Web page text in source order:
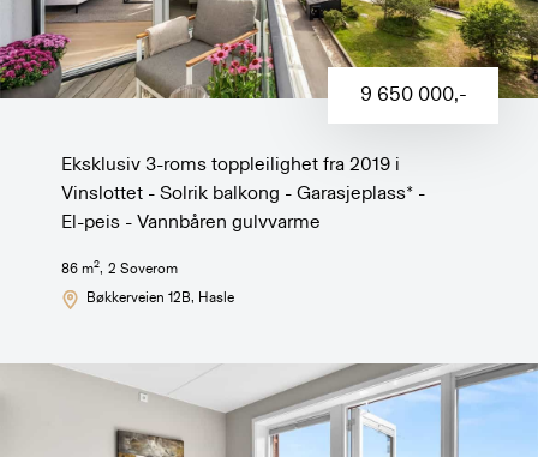
9 650 000,-
Eksklusiv 3-roms toppleilighet fra 2019 i
Vinslottet - Solrik balkong - Garasjeplass* -
El-peis - Vannbåren gulvvarme
86 m2, 2 Soverom
Bøkkerveien 12B, Hasle